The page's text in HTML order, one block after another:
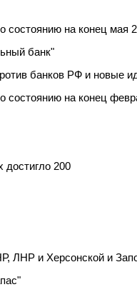
состоянию на конец мая
банк"
банков РФ и новые
состоянию на конец
достигло 200
ЛНР и Херсонской и